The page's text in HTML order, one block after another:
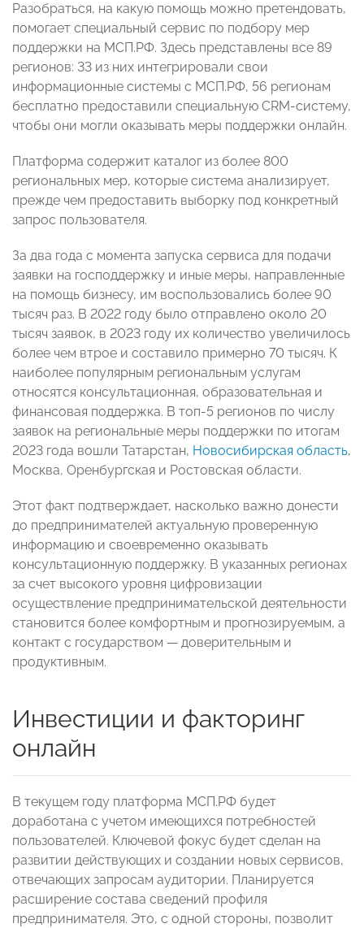
Разобраться, на какую помощь можно претендовать,
помогает специальный сервис по подбору мер
поддержки на МСП.РФ. Здесь представлены все 89
регионов: 33 из них интегрировали свои
информационные системы с МСП.РФ, 56 регионам
бесплатно предоставили специальную CRM-систему,
чтобы они могли оказывать меры поддержки онлайн.
Платформа содержит каталог из более 800
региональных мер, которые система анализирует,
прежде чем предоставить выборку под конкретный
запрос пользователя.
За два года с момента запуска сервиса для подачи
заявки на господдержку и иные меры, направленные
на помощь бизнесу, им воспользовались более 90
тысяч раз. В 2022 году было отправлено около 20
тысяч заявок, в 2023 году их количество увеличилось
более чем втрое и составило примерно 70 тысяч. К
наиболее популярным региональным услугам
относятся консультационная, образовательная и
финансовая поддержка. В топ-5 регионов по числу
заявок на региональные меры поддержки по итогам
2023 года вошли Татарстан, Новосибирская область,
Москва, Оренбургская и Ростовская области.
Этот факт подтверждает, насколько важно донести
до предпринимателей актуальную проверенную
информацию и своевременно оказывать
консультационную поддержку. В указанных регионах
за счет высокого уровня цифровизации
осуществление предпринимательской деятельности
становится более комфортным и прогнозируемым, а
контакт с государством — доверительным и
продуктивным.
Инвестиции и факторинг
онлайн
В текущем году платформа МСП.РФ будет
доработана с учетом имеющихся потребностей
пользователей. Ключевой фокус будет сделан на
развитии действующих и создании новых сервисов,
отвечающих запросам аудитории. Планируется
расширение состава сведений профиля
предпринимателя. Это, с одной стороны, позволит